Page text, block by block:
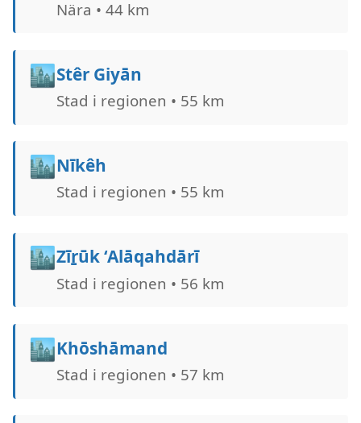
Nära • 44 km
🏙️Stêr Giyān
Stad i regionen • 55 km
🏙️Nīkêh
Stad i regionen • 55 km
🏙️Zīṟūk ‘Alāqahdārī
Stad i regionen • 56 km
🏙️Khōshāmand
Stad i regionen • 57 km